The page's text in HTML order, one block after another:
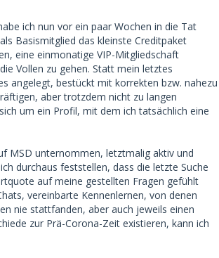
ich nun vor ein paar Wochen in die Tat
Basismitglied das kleinste Creditpaket
eine einmonatige VIP-Mitgliedschaft
Vollen zu gehen. Statt mein letztes
angelegt, bestückt mit korrekten bzw. nahezu
aber trotzdem nicht zu langen
um ein Profil, mit dem ich tatsächlich eine
MSD unternommen, letztmalig aktiv und
durchaus feststellen, dass die letzte Suche
auf meine gestellten Fragen gefühlt
vereinbarte Kennenlernen, von denen
nie stattfanden, aber auch jeweils einen
zur Prä-Corona-Zeit existieren, kann ich